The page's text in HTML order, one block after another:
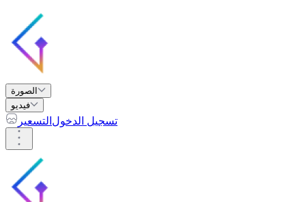
الصورة
فيديو
التسعير تسجيل الدخول